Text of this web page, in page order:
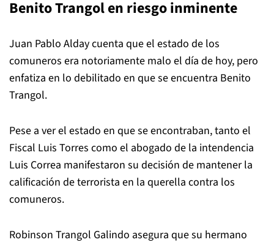
Benito Trangol en riesgo inminente
Juan Pablo Alday cuenta que el estado de los
comuneros era notoriamente malo el día de hoy, pero
enfatiza en lo debilitado en que se encuentra Benito
Trangol.
Pese a ver el estado en que se encontraban, tanto el
Fiscal Luis Torres como el abogado de la intendencia
Luis Correa manifestaron su decisión de mantener la
calificación de terrorista en la querella contra los
comuneros.
Robinson Trangol Galindo asegura que su hermano